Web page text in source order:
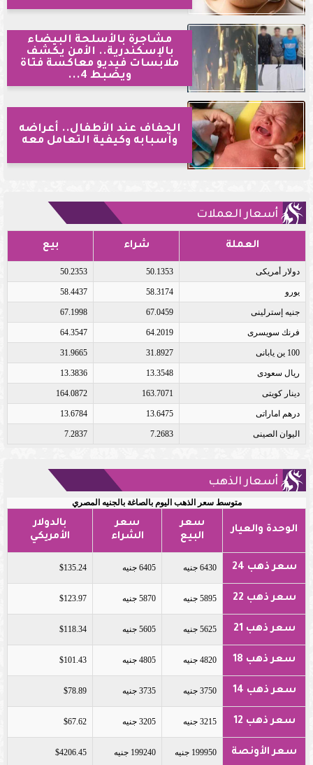
مشاجرة بالأسلحة البيضاء
بالإسكندرية.. الأمن يكشف
ملابسات فيديو معاكسة فتاة
ويضبط 4...
الجفاف عند الأطفال.. أعراضه
وأسبابه وكيفية التعامل معه
أسعار العملات
العملة شراء بيع
دولار أمريكى 50.1353
50.2353
يورو 58.3174
58.4437
جنيه إسترلينى 67.0459
67.1998
فرنك سويسرى 64.2019
64.3547
100 ين يابانى 31.8927
31.9665
ريال سعودى 13.3548
13.3836
دينار كويتى 163.7071
164.0872
درهم اماراتى 13.6475
13.6784
اليوان الصينى 7.2683
7.2837
أسعار الذهب
متوسط سعر الذهب اليوم بالصاغة بالجنيه المصري
الوحدة والعيار
سعر
البيع
سعر
الشراء
بالدولار
الأمريكي
سعر ذهب 24 6430 جنيه 6405 جنيه $135.24
سعر ذهب 22 5895 جنيه 5870 جنيه $123.97
سعر ذهب 21 5625 جنيه 5605 جنيه $118.34
سعر ذهب 18 4820 جنيه 4805 جنيه $101.43
سعر ذهب 14 3750 جنيه 3735 جنيه $78.89
سعر ذهب 12 3215 جنيه 3205 جنيه $67.62
سعر الأونصة 199950 جنيه 199240 جنيه $4206.45